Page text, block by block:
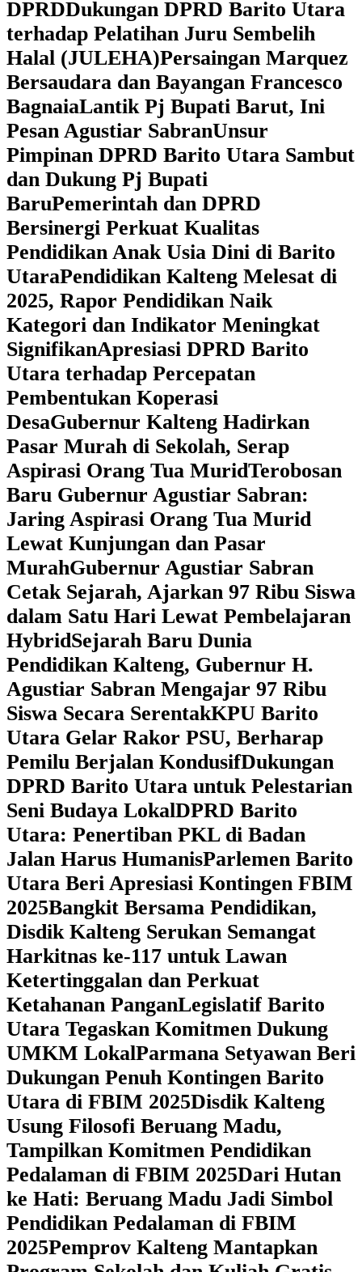
DPRDDukungan DPRD Barito Utara
terhadap Pelatihan Juru Sembelih
Halal (JULEHA)Persaingan Marquez
Bersaudara dan Bayangan Francesco
BagnaiaLantik Pj Bupati Barut, Ini
Pesan Agustiar SabranUnsur
Pimpinan DPRD Barito Utara Sambut
dan Dukung Pj Bupati
BaruPemerintah dan DPRD
Bersinergi Perkuat Kualitas
Pendidikan Anak Usia Dini di Barito
Utara‎Pendidikan Kalteng Melesat di
2025, Rapor Pendidikan Naik
Kategori dan Indikator Meningkat
SignifikanApresiasi DPRD Barito
Utara terhadap Percepatan
Pembentukan Koperasi
Desa‎Gubernur Kalteng Hadirkan
Pasar Murah di Sekolah, Serap
Aspirasi Orang Tua Murid‎Terobosan
Baru Gubernur Agustiar Sabran:
Jaring Aspirasi Orang Tua Murid
Lewat Kunjungan dan Pasar
MurahGubernur Agustiar Sabran
Cetak Sejarah, Ajarkan 97 Ribu Siswa
dalam Satu Hari Lewat Pembelajaran
HybridSejarah Baru Dunia
Pendidikan Kalteng, Gubernur H.
Agustiar Sabran Mengajar 97 Ribu
Siswa Secara SerentakKPU Barito
Utara Gelar Rakor PSU, Berharap
Pemilu Berjalan KondusifDukungan
DPRD Barito Utara untuk Pelestarian
Seni Budaya LokalDPRD Barito
Utara: Penertiban PKL di Badan
Jalan Harus HumanisParlemen Barito
Utara Beri Apresiasi Kontingen FBIM
2025‎Bangkit Bersama Pendidikan,
Disdik Kalteng Serukan Semangat
Harkitnas ke-117 untuk Lawan
Ketertinggalan dan Perkuat
Ketahanan PanganLegislatif Barito
Utara Tegaskan Komitmen Dukung
UMKM LokalParmana Setyawan Beri
Dukungan Penuh Kontingen Barito
Utara di FBIM 2025Disdik Kalteng
Usung Filosofi Beruang Madu,
Tampilkan Komitmen Pendidikan
Pedalaman di FBIM 2025‎Dari Hutan
ke Hati: Beruang Madu Jadi Simbol
Pendidikan Pedalaman di FBIM
2025‎Pemprov Kalteng Mantapkan